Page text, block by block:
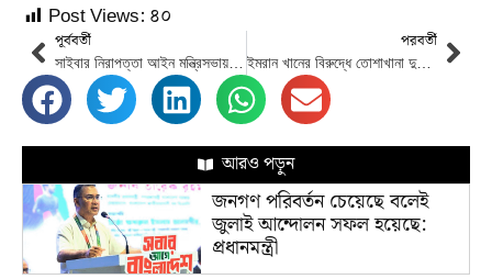
Post Views: ৪০
পূর্ববর্তী
সাইবার নিরাপত্তা আইন মন্ত্রিসভায় চুড়ান্ত অনুমোদন
পরবর্তী
ইমরান খানের বিরুদ্ধে তোশাখানা দুর্নীতি মামলার সাজা স্থগিত
আরও পড়ুন
জনগণ পরিবর্তন চেয়েছে বলেই
জুলাই আন্দোলন সফল হয়েছে:
প্রধানমন্ত্রী